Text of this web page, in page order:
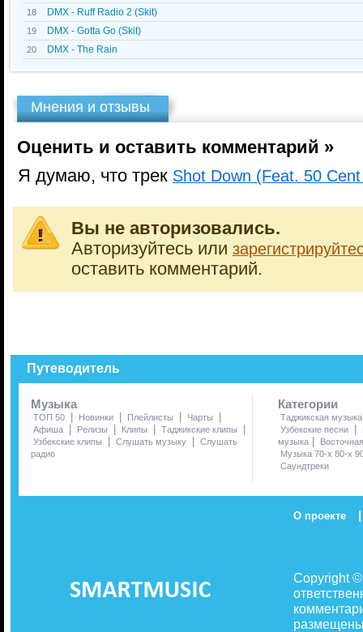
18 DMX - Ruff Radio 2 (Skit)
19 DMX - Gotta Go (Skit)
20 DMX - The Rain
Мнения и отзывы
Оценить и оставить комментарий »
Я думаю, что трек Shot Down (Feat. 50
Вы не авторизовались.
Авторизуйтесь или
оставить комментарий.
Путеводитель
Музыка
ТОП 50 | Новинки | Плейлисты | Чарты |
Афиша | Релизы | Клипы | Таджикские клипы |
Узбекские клипы | Слушать музыку | Слушать
радио
Категории
Таджикская музыка
Узбекские песни
|
музыка |
Музыка 70-х 80-х
Саундтреки
О проекте |
Copyright
размещены